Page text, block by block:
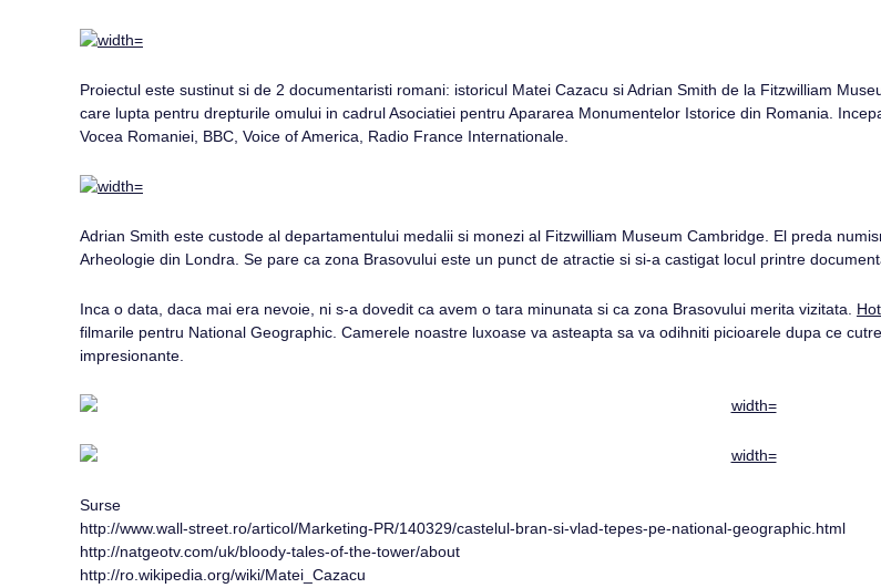
Proiectul este sustinut si de 2 documentaristi romani: istoricul Matei Cazacu si Adrian Smith de la Fitzwilliam
care lupta pentru drepturile omului in cadrul Asociatiei pentru Apararea Monumentelor Istorice din Romania.
Vocea Romaniei, BBC, Voice of America, Radio France Internationale.
Adrian Smith este custode al departamentului medalii si monezi al Fitzwilliam Museum Cambridge. El preda
Arheologie din Londra. Se pare ca zona Brasovului este un punct de atractie si si-a castigat locul printre
Inca o data, daca mai era nevoie, ni s-a dovedit ca avem o tara minunata si ca zona Brasovului merita vizitata.
filmarile pentru National Geographic. Camerele noastre luxoase va asteapta sa va odihniti picioarele dupa ce
impresionante.
Surse
http://www.wall-street.ro/articol/Marketing-PR/140329/castelul-bran-si-vlad-tepes-pe-national-geographic.html
http://natgeotv.com/uk/bloody-tales-of-the-tower/about
http://ro.wikipedia.org/wiki/Matei_Cazacu